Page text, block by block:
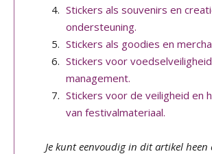
Stickers als souvenirs en
ondersteuning.
Stickers als goodies en
Stickers voor
management.
Stickers voor de veiligheid en
van festivalmateriaal.
Je kunt eenvoudig in dit artikel heen